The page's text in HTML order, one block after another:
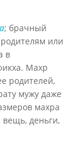
; брачный
или
в
Махр
родителей,
мужу даже
махра
вещь, деньги,